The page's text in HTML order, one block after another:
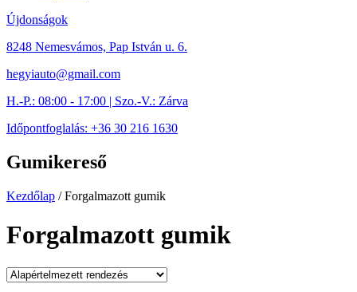
Újdonságok
8248 Nemesvámos, Pap István u. 6.
hegyiauto@gmail.com
H.-P.: 08:00 - 17:00 | Szo.-V.: Zárva
Időpontfoglalás: +36 30 216 1630
Gumikereső
Kezdőlap /Forgalmazott gumik
Forgalmazott gumik